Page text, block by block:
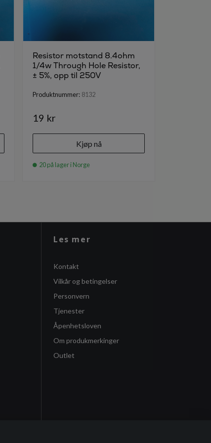
Resistor motstand 8.4ohm
1/4w Through Hole Resistor,
± 5%, opp til 250V
Produktnummer: 8132
19 kr
Kjøp nå
20 på lager i Norge
Les mer
Kontakt
Vilkår og betingelser
Personvern
Tjenester
Åpenhetsloven
Om produkmerkinger
Outlet